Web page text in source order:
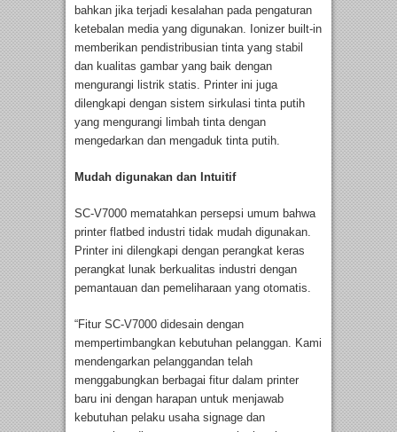
bahkan jika terjadi kesalahan pada pengaturan
ketebalan media yang digunakan. Ionizer built-in
memberikan pendistribusian tinta yang stabil
dan kualitas gambar yang baik dengan
mengurangi listrik statis. Printer ini juga
dilengkapi dengan sistem sirkulasi tinta putih
yang mengurangi limbah tinta dengan
mengedarkan dan mengaduk tinta putih.
Mudah digunakan dan Intuitif
SC-V7000 mematahkan persepsi umum bahwa
printer flatbed industri tidak mudah digunakan.
Printer ini dilengkapi dengan perangkat keras
perangkat lunak berkualitas industri dengan
pemantauan dan pemeliharaan yang otomatis.
“Fitur SC-V7000 didesain dengan
mempertimbangkan kebutuhan pelanggan. Kami
mendengarkan pelanggandan telah
menggabungkan berbagai fitur dalam printer
baru ini dengan harapan untuk menjawab
kebutuhan pelaku usaha signage dan